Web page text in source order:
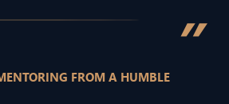
”
FROM A HUMBLE